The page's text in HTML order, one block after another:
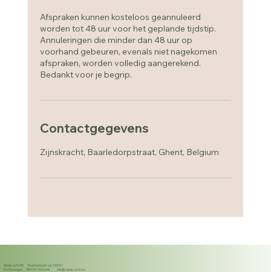
Afspraken kunnen kosteloos geannuleerd
worden tot 48 uur voor het geplande tijdstip.
Annuleringen die minder dan 48 uur op
voorhand gebeuren, evenals niet nagekomen
afspraken, worden volledig aangerekend.
Bedankt voor je begrip.
Contactgegevens
Zijnskracht, Baarledorpstraat, Ghent, Belgium
Zijnskracht BV Baarledorpstraat 34/001
9031 Drongen BE0767 990 669info@zijnskracht.eu